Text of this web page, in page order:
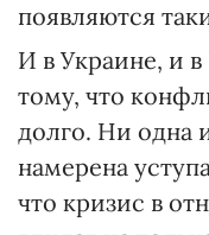
появляются
И в Украине, и
тому, что
долго. Ни одна
намерена
что кризис в